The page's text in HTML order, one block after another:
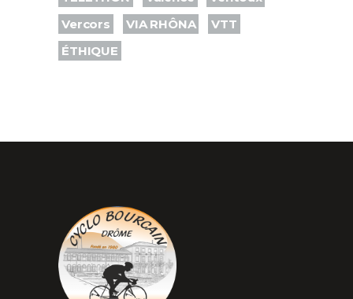
Vercors
VIA RHÔNA
VTT
ÉTHIQUE